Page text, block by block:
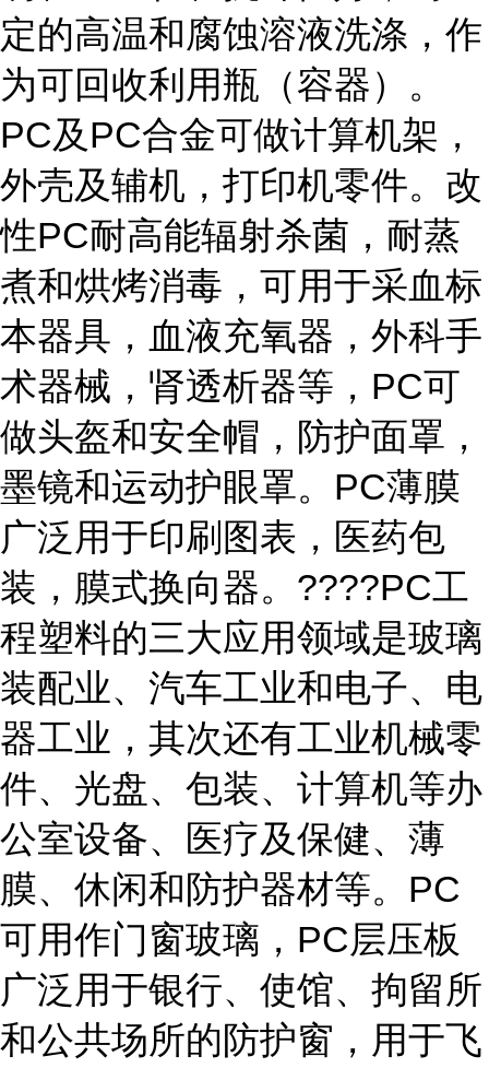
定的高温和腐蚀溶液洗涤，作
为可回收利用瓶（容器）。
PC及PC合金可做计算机架，
外壳及辅机，打印机零件。改
性PC耐高能辐射杀菌，耐蒸
煮和烘烤消毒，可用于采血标
本器具，血液充氧器，外科手
术器械，肾透析器等，PC可
做头盔和安全帽，防护面罩，
墨镜和运动护眼罩。PC薄膜
广泛用于印刷图表，医药包
装，膜式换向器。????PC工
程塑料的三大应用领域是玻璃
装配业、汽车工业和电子、电
器工业，其次还有工业机械零
件、光盘、包装、计算机等办
公室设备、医疗及保健、薄
膜、休闲和防护器材等。PC
可用作门窗玻璃，PC层压板
广泛用于银行、使馆、拘留所
和公共场所的防护窗，用于飞